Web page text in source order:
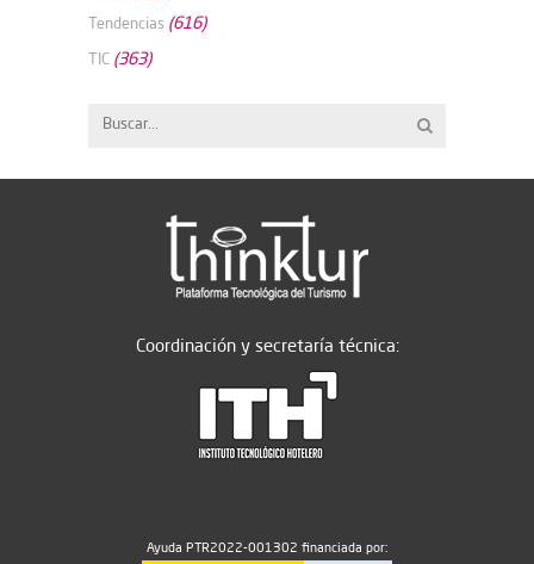
Tendencias (616)
TIC (363)
Coordinación y secretaría técnica:
Ayuda PTR2022-001302 financiada por: